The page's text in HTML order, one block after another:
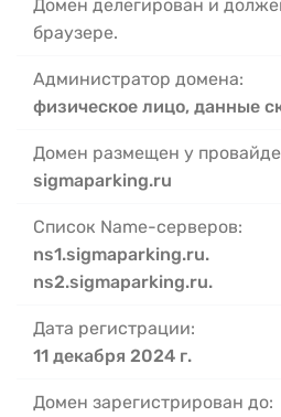
Домен делегирован и
браузере.
Администратор домена:
физическое лицо, данные
Домен размещен у
sigmaparking.ru
Список Name-серверов:
ns1.sigmaparking.ru.
ns2.sigmaparking.ru.
Дата регистрации:
11 декабря 2024 г.
Домен зарегистрирован до: